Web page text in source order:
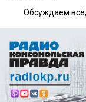
Обсуждаем